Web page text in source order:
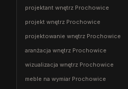
projektant wnętrz Prochowice
projekt wnętrz Prochowice
projektowanie wnętrz Prochowice
aranżacja wnętrz Prochowice
wizualizacja wnętrz Prochowice
meble na wymiar Prochowice